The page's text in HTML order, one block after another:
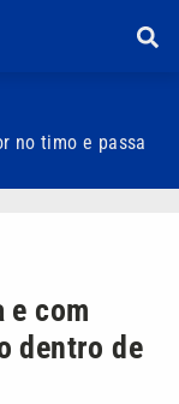
no timo e passa
e com
dentro de